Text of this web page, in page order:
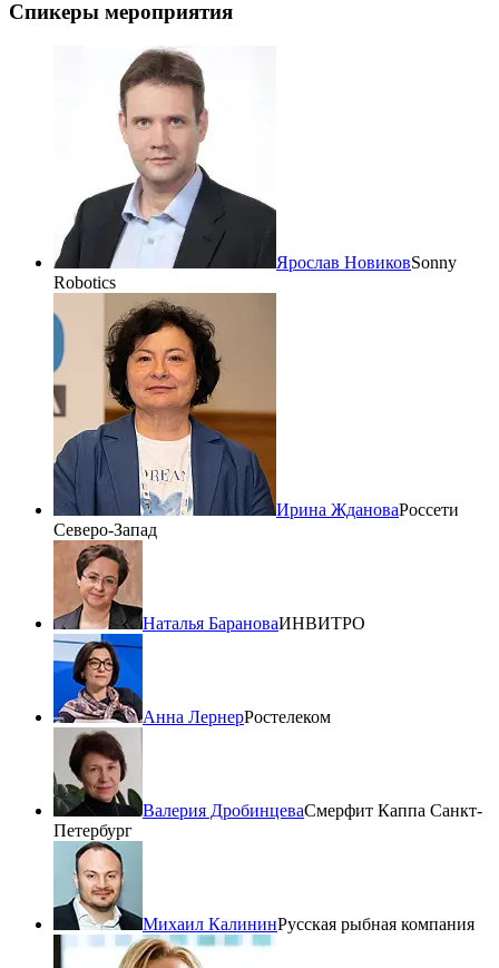
Спикеры мероприятия
Ярослав НовиковSonny
Robotics
Ирина ЖдановаРоссети
Северо-Запад
Наталья БарановаИНВИТРО
Анна ЛернерРостелеком
Валерия ДробинцеваСмерфит Каппа Санкт-
Петербург
Михаил КалининРусская рыбная компания